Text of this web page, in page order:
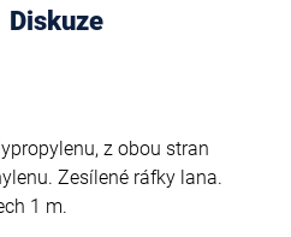
Diskuze
z obou stran
Zesílené ráfky lana.
1 m.